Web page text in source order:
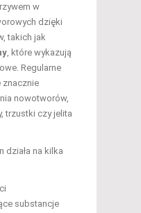
w
dzięki
takich jak
, które wykazują
Regularne
znacznie
nowotworów,
trzustki czy jelita
na kilka
substancje